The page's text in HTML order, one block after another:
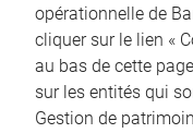
opérationnelle de
cliquer sur le lien «
au bas de cette
sur les entités qui
Gestion de